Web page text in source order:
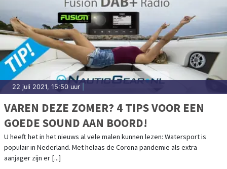
22 juli 2021, 15:50 uur
VAREN DEZE ZOMER? 4 TIPS VOOR EEN
GOEDE SOUND AAN BOORD!
U heeft het in het nieuws al vele malen kunnen lezen: Watersport is
populair in Nederland. Met helaas de Corona pandemie als extra
aanjager zijn er [...]